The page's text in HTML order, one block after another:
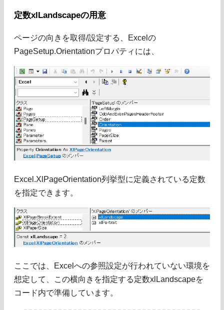
定数xlLandscapeの用意
ページの向きを取得/設定する、Excelの
PageSetup.Orientationプロパティには、
Excel.XlPageOrientation列挙型に定義されている定数
を指定できます。
ここでは、Excelへの参照設定が行われていない環境を
想定して、この横向きを指定する定数xlLandscapeを
コード内で準備しています。